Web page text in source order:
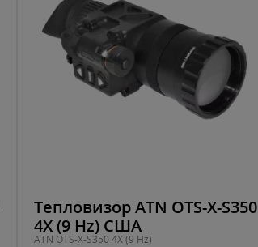
Тепловизор ATN OTS-X-S350
4X (9 Hz) США
ATN OTS-X-S350 4X (9 Hz)